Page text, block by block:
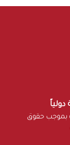
بموجب حقوق